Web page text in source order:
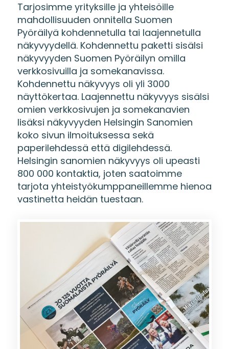
Tarjosimme yrityksille ja yhteisöille
mahdollisuuden onnitella Suomen
Pyöräilyä kohdennetulla tai laajennetulla
näkyvyydellä. Kohdennettu paketti sisälsi
näkyvyyden Suomen Pyöräilyn omilla
verkkosivuilla ja somekanavissa.
Kohdennettu näkyvyys oli yli 3000
näyttökertaa. Laajennettu näkyvyys sisälsi
omien verkkosivujen ja somekanavien
lisäksi näkyvyyden Helsingin Sanomien
koko sivun ilmoituksessa sekä
paperilehdessä että digilehdessä.
Helsingin sanomien näkyvyys oli upeasti
800 000 kontaktia, joten saatoimme
tarjota yhteistyökumppaneillemme hienoa
vastinetta heidän tuestaan.